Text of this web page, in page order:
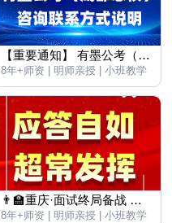
【重要通知】 有墨公考（成都总校） 咨询联系方式说明
8年+师资 | 明师亲授 | 小班教学
👨‍🏫重庆·面试终局备战 ㊗所有同学：笔/面超常发挥，一路开挂🚀
8年+师资 | 明师亲授 | 小班教学